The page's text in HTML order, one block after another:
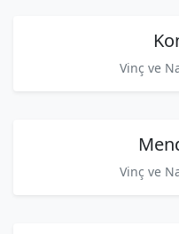
Vinç ve
Vinç ve